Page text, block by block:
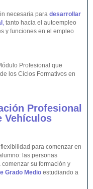
necesaria para desarrollar
, tanto hacia el autoempleo
y funciones en el empleo
Profesional que
los Ciclos Formativos en
Profesional
Vehículos
para comenzar en
las personas
su formación y
Grado Medio estudiando a